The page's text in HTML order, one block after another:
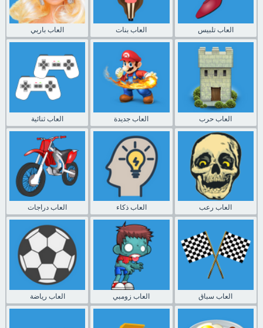
العاب باربي العاب بنات العاب تلبيس
العاب ثنائية العاب جديدة العاب حرب
العاب دراجات العاب ذكاء العاب رعب
العاب رياضة العاب زومبي العاب سباق